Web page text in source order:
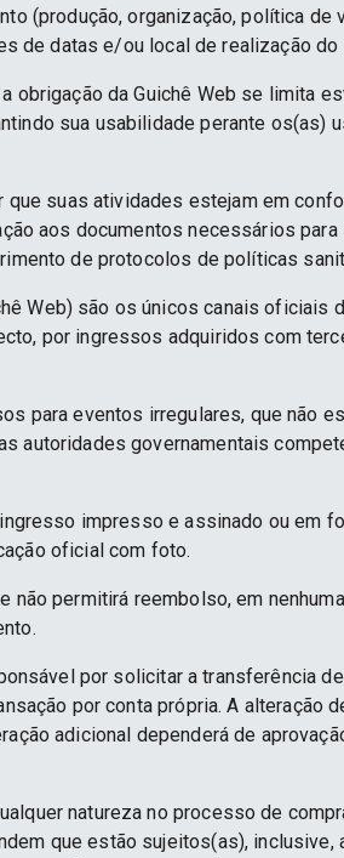
(produção, organização, política de
de datas e/ou local de realização do
obrigação da Guichê Web se limita
sua usabilidade perante os(as)
que suas atividades estejam em
aos documentos necessários
de protocolos de políticas
Web) são os únicos canais oficiais
por ingressos adquiridos com
para eventos irregulares, que não
autoridades governamentais
impresso e assinado ou em
oficial com foto.
não permitirá reembolso, em
por solicitar a transferência
por conta própria. A alteração
adicional dependerá de
natureza no processo de
que estão sujeitos(as), inclusive,